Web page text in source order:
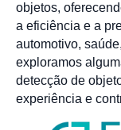
objetos,
a eficiência e a
automotivo,
exploramos
detecção de
experiência e